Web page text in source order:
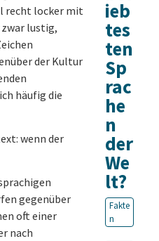
recht locker mit
zwar lustig,
der Kultur
häufig die
wenn der
gegenüber
oft einer
nach
ieb
tes
ten
Sp
rac
he
n
der
We
lt?
Fakte
n